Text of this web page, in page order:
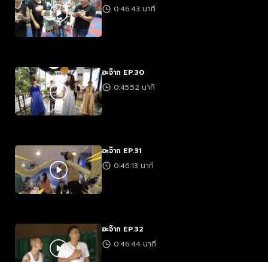
0:46:43 นาที
อะจ๊าก EP.30
0:45:52 นาที
อะจ๊าก EP.31
0:46:13 นาที
อะจ๊าก EP.32
0:46:44 นาที